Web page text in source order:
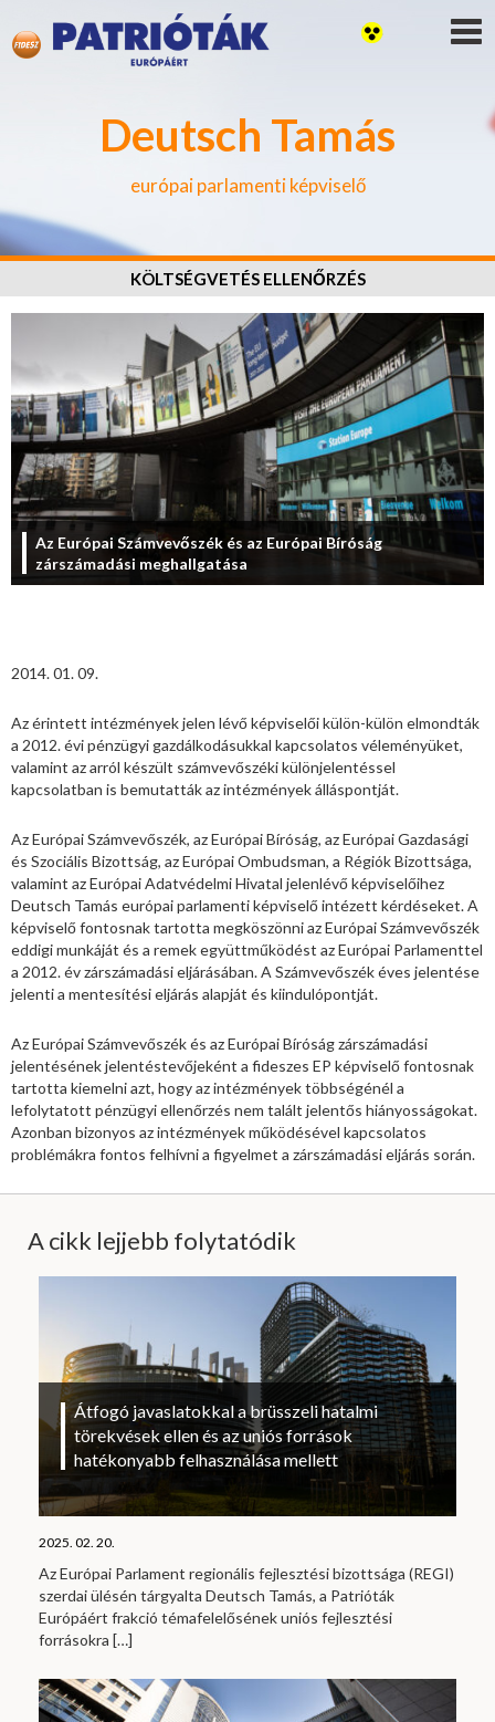
Deutsch Tamás
európai parlamenti képviselő
KÖLTSÉGVETÉS ELLENŐRZÉS
Az Európai Számvevőszék és az Európai Bíróság
zárszámadási meghallgatása
2014. 01. 09.
Az érintett intézmények jelen lévő képviselői külön-külön elmondták
a 2012. évi pénzügyi gazdálkodásukkal kapcsolatos véleményüket,
valamint az arról készült számvevőszéki különjelentéssel
kapcsolatban is bemutatták az intézmények álláspontját.
Az Európai Számvevőszék, az Európai Bíróság, az Európai Gazdasági
és Szociális Bizottság, az Európai Ombudsman, a Régiók Bizottsága,
valamint az Európai Adatvédelmi Hivatal jelenlévő képviselőihez
Deutsch Tamás európai parlamenti képviselő intézett kérdéseket. A
képviselő fontosnak tartotta megköszönni az Európai Számvevőszék
eddigi munkáját és a remek együttműködést az Európai Parlamenttel
a 2012. év zárszámadási eljárásában. A Számvevőszék éves jelentése
jelenti a mentesítési eljárás alapját és kiindulópontját.
Az Európai Számvevőszék és az Európai Bíróság zárszámadási
jelentésének jelentéstevőjeként a fideszes EP képviselő fontosnak
tartotta kiemelni azt, hogy az intézmények többségénél a
lefolytatott pénzügyi ellenőrzés nem talált jelentős hiányosságokat.
Azonban bizonyos az intézmények működésével kapcsolatos
problémákra fontos felhívni a figyelmet a zárszámadási eljárás során.
A cikk lejjebb folytatódik
Átfogó javaslatokkal a brüsszeli hatalmi
törekvések ellen és az uniós források
hatékonyabb felhasználása mellett
2025. 02. 20.
Az Európai Parlament regionális fejlesztési bizottsága (REGI)
szerdai ülésén tárgyalta Deutsch Tamás, a Patrióták
Európáért frakció témafelelősének uniós fejlesztési
forrásokra […]